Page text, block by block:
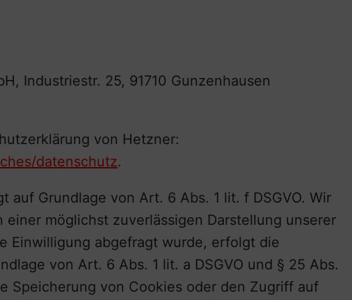
Industriestr. 25, 91710 Gunzenhausen
von Hetzner:
datenschutz.
auf Grundlage von Art. 6 Abs. 1 lit. f DSGVO. Wir
möglichst zuverlässigen Darstellung unserer
Einwilligung abgefragt wurde, erfolgt die
von Art. 6 Abs. 1 lit. a DSGVO und § 25 Abs.
Speicherung von Cookies oder den Zugriff auf